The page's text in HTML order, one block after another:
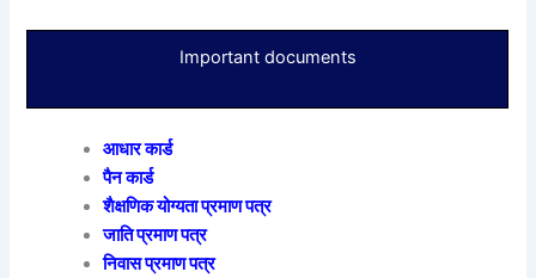
Important documents
आधार कार्ड
पैन कार्ड
शैक्षणिक योग्यता प्रमाण पत्र
जाति प्रमाण पत्र
निवास प्रमाण पत्र